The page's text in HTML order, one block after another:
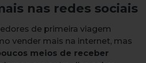
nas redes sociais
de primeira viagem
vender mais na internet, mas
meios de receber